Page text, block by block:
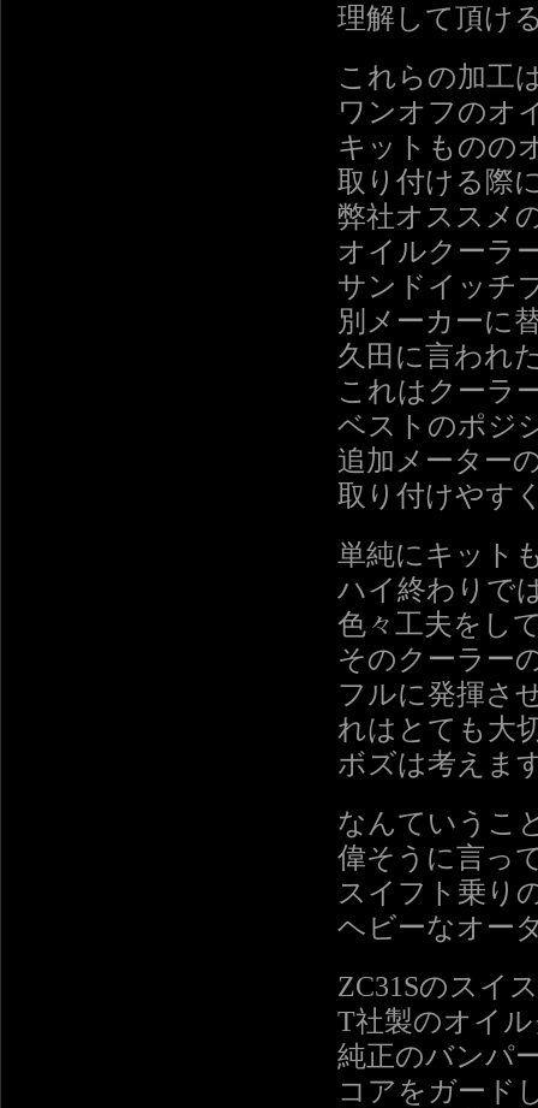
理解して頂け
これらの加工
ワンオフのオ
キットものの
取り付ける際
弊社オススメ
オイルクーラ
サンドイッチ
別メーカーに
久田に言われ
これはクーラ
ベストのポジ
追加メーター
取り付けやす
単純にキット
ハイ終わりで
色々工夫をし
そのクーラー
フルに発揮さ
れはとても大
ボズは考えま
なんていうこ
偉そうに言っ
スイフト乗り
ヘビーなオー
ZC31Sのスイ
T社製のオイ
純正のバンパ
コアをガード